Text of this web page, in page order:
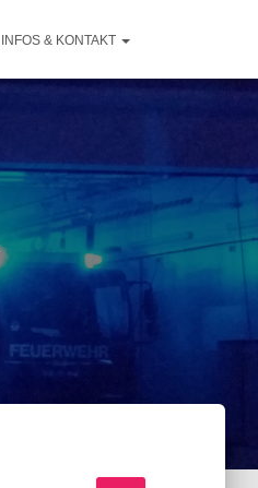
INFOS & KONTAKT